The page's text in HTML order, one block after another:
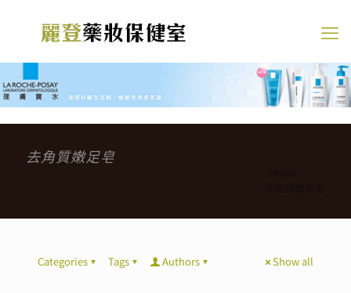
去角質嫩足皂
Categories Tags Authors Show all